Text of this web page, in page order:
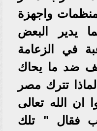
واجهزة
يدير البعض
في الزعامة
ضد ما يحاك
تترك مصر
ان الله تعالى
فقال " تلك